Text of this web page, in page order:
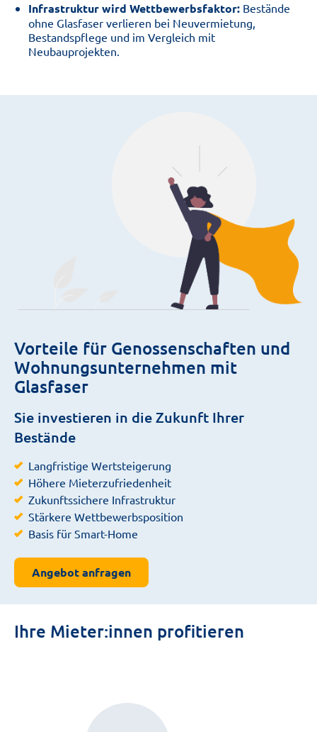
Infrastruktur wird Wettbewerbsfaktor: Bestände
ohne Glasfaser verlieren bei Neuvermietung,
Bestandspflege und im Vergleich mit
Neubauprojekten.
Vorteile für Genossenschaften und
Wohnungsunternehmen mit
Glasfaser
Sie investieren in die Zukunft Ihrer
Bestände
Langfristige Wertsteigerung
Höhere Mieterzufriedenheit
Zukunftssichere Infrastruktur
Stärkere Wettbewerbsposition
Basis für Smart-Home
Angebot anfragen
Ihre Mieter:innen profitieren